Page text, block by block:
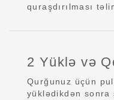
quraşdırılması
2 Yüklə və
Qurğunuz üçün
yüklədikdən sonra